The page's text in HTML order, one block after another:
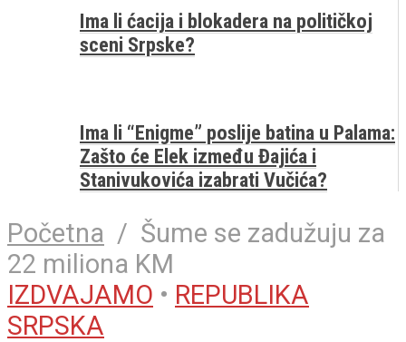
Ima li ćacija i blokadera na političkoj
sceni Srpske?
Ima li “Enigme” poslije batina u Palama:
Zašto će Elek između Đajića i
Stanivukovića izabrati Vučića?
Početna / Šume se zadužuju za
22 miliona KM
IZDVAJAMO • REPUBLIKA
SRPSKA